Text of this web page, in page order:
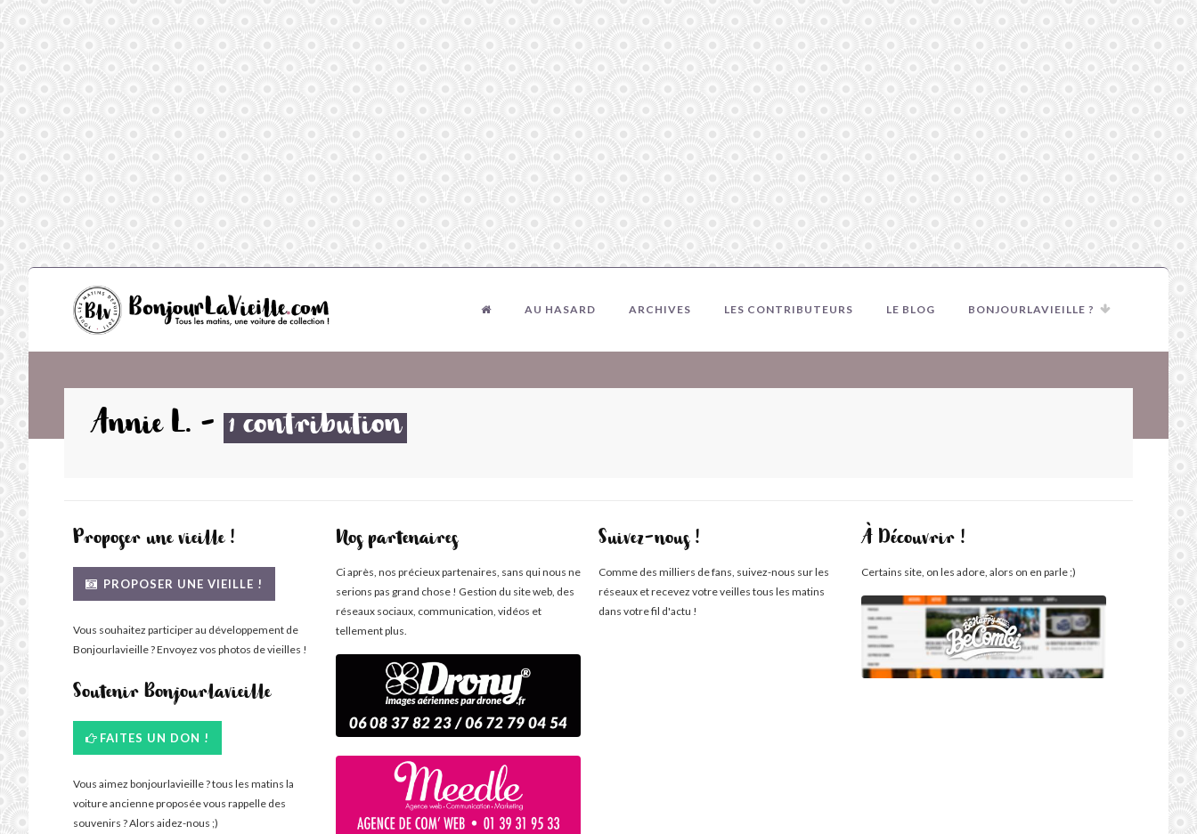
AU HASARD ARCHIVES LES CONTRIBUTEURS LE BLOG BONJOURLAVIEILLE ?
Annie L. - 1 contribution
Proposer une vieille !
PROPOSER UNE VIEILLE !
Vous souhaitez participer au développement de
Bonjourlavieille ? Envoyez vos photos de vieilles !
Soutenir Bonjourlavieille
FAITES UN DON !
Vous aimez bonjourlavieille ? tous les matins la
voiture ancienne proposée vous rappelle des
souvenirs ? Alors aidez-nous ;)
Nos partenaires
Ci après, nos précieux partenaires, sans qui nous ne
serions pas grand chose ! Gestion du site web, des
réseaux sociaux, communication, vidéos et
tellement plus.
Suivez-nous !
Comme des milliers de fans, suivez-nous sur les
réseaux et recevez votre veilles tous les matins
dans votre fil d'actu !
À Découvrir !
Certains site, on les adore, alors on en parle ;)